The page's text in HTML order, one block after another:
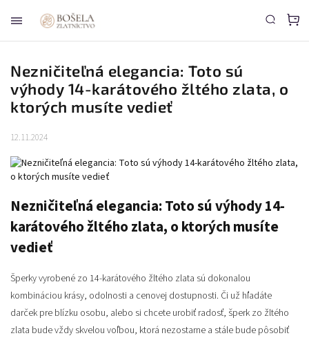
Nezničiteľná elegancia: Toto sú
výhody 14-karátového žltého zlata, o
ktorých musíte vedieť
12.11.2024
Nezničiteľná elegancia: Toto sú výhody 14-
karátového žltého zlata, o ktorých musíte
vedieť
Šperky vyrobené zo 14-karátového žltého zlata sú dokonalou
kombináciou krásy, odolnosti a cenovej dostupnosti. Či už hľadáte
darček pre blízku osobu, alebo si chcete urobiť radosť, šperk zo žltého
zlata bude vždy skvelou voľbou, ktorá nezostarne a stále bude pôsobiť